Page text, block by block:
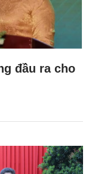
đầu ra cho